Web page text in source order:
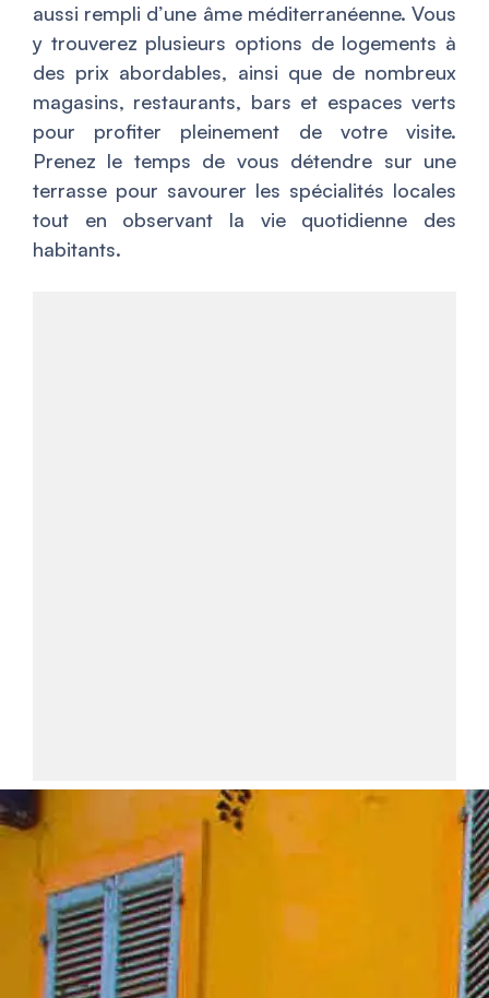
aussi rempli d’une âme méditerranéenne. Vous
y trouverez plusieurs options de logements à
des prix abordables, ainsi que de nombreux
magasins, restaurants, bars et espaces verts
pour profiter pleinement de votre visite.
Prenez le temps de vous détendre sur une
terrasse pour savourer les spécialités locales
tout en observant la vie quotidienne des
habitants.